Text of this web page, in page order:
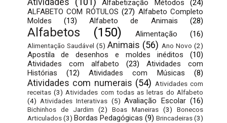
Alfabetização Métodos
(24)
ALFABETO COM RÓTULOS (27) Alfabeto Completo
Moldes
(13) Alfabeto de Animais (28)
Alfabetos (150) Alimentação (16)
Alimentação Saudável (5) Animais (56) Ano Novo (2)
Apostila de desenhos e moldes inéditos
(10)
Atividades com alfabeto
(23)
Atividades com
Histórias
(12) Atividades com Músicas (8)
Atividades com numerais (54) Atividades com
receitas (3) Atividades com todas as letras do Alfabeto
(4) Atividades Interativas (5) Avaliação Escolar (16)
Bichinhos de Jardim (2) Boas Maneiras (3)
Bonecos
Articulados (3) Bordas Pedagógicas (9) Brincadeiras(3)